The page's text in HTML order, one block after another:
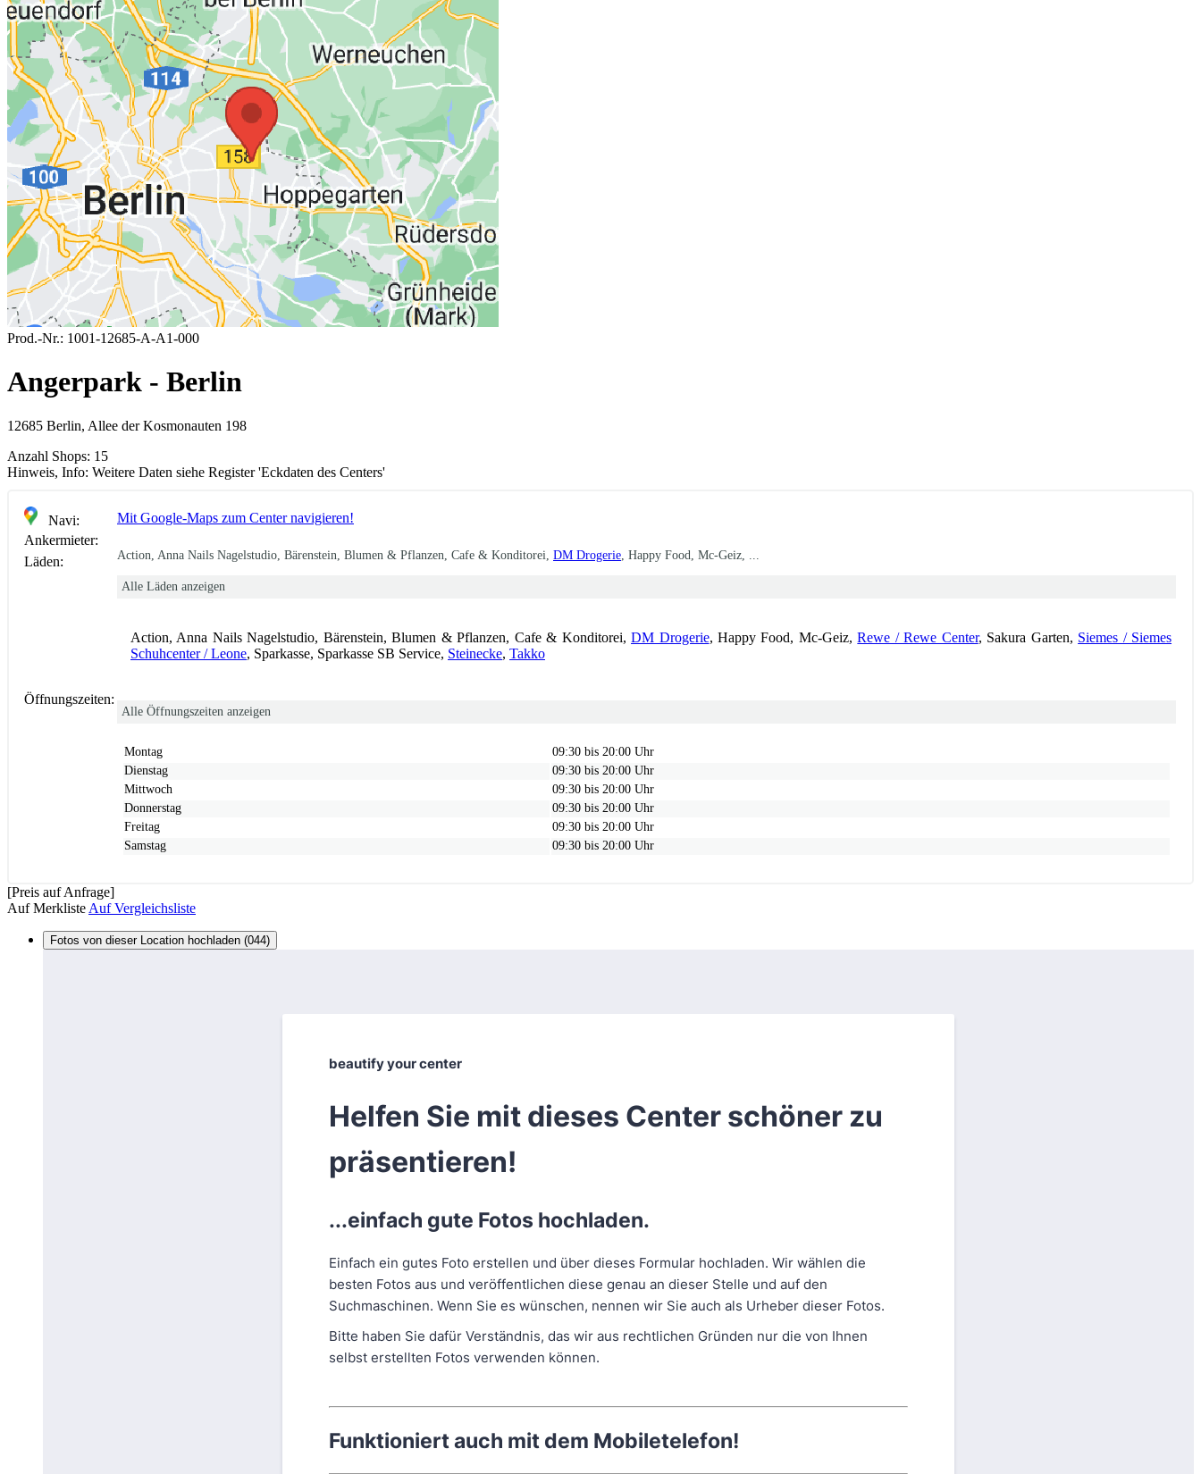
Prod.-Nr.: 1001-12685-A-A1-000
Angerpark - Berlin
12685 Berlin, Allee der Kosmonauten 198
Anzahl Shops: 15
Hinweis, Info: Weitere Daten siehe Register 'Eckdaten des Centers'
Navi:
Mit Google-Maps zum Center navigieren!
Ankermieter:
Läden:
Action, Anna Nails Nagelstudio, Bärenstein, Blumen & Pflanzen, Cafe & Konditorei, DM Drogerie , Happy Food, Mc-Geiz, ...
Alle Läden anzeigen
Action, Anna Nails Nagelstudio, Bärenstein, Blumen & Pflanzen, Cafe & Konditorei,DM Drogerie, Happy Food, Mc-Geiz,Rewe / Rewe Center, Sakura Garten, Siemes / Siemes
Schuhcenter / Leone, Sparkasse, Sparkasse SB Service, Steinecke, Takko
Öffnungszeiten:
Alle Öffnungszeiten anzeigen
Montag
09:30 bis 20:00 Uhr
Dienstag
09:30 bis 20:00 Uhr
Mittwoch
09:30 bis 20:00 Uhr
Donnerstag
09:30 bis 20:00 Uhr
Freitag
09:30 bis 20:00 Uhr
Samstag
09:30 bis 20:00 Uhr
[Preis auf Anfrage]
Auf Merkliste Auf Vergleichsliste
Fotos von dieser Location hochladen (044)